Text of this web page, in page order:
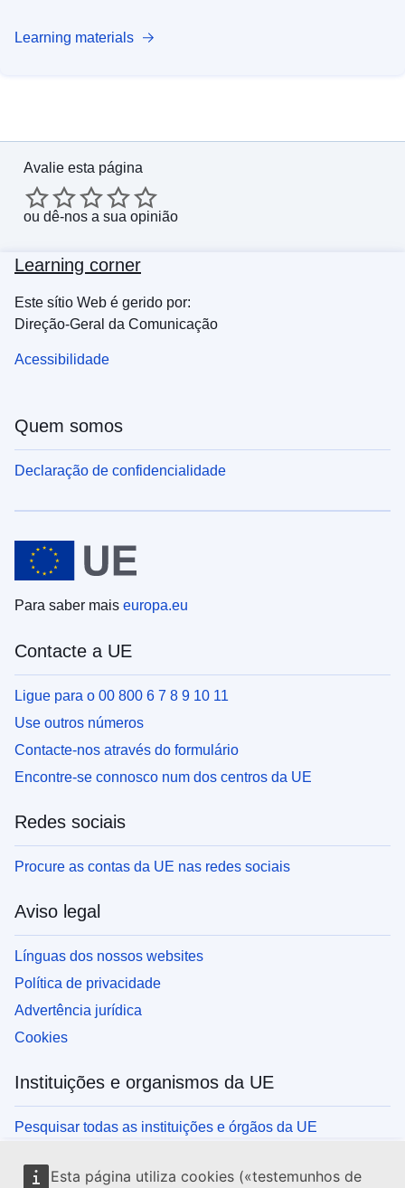
Esta página utiliza cookies («testemunhos de
Learning materials
Avalie esta página
ou dê-nos a sua opinião
Learning corner
Este sítio Web é gerido por:
Direção-Geral da Comunicação
Acessibilidade
Quem somos
Declaração de confidencialidade
Para saber mais europa.eu
Contacte a UE
Ligue para o 00 800 6 7 8 9 10 11
Use outros números
Contacte-nos através do formulário
Encontre-se connosco num dos centros da UE
Redes sociais
Procure as contas da UE nas redes sociais
Aviso legal
Línguas dos nossos websites
Política de privacidade
Advertência jurídica
Cookies
Instituições e organismos da UE
Pesquisar todas as instituições e órgãos da UE